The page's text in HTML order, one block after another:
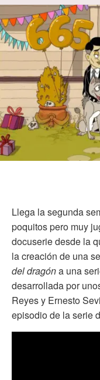
Llega la segunda
poquitos pero muy
docuserie desde la
la creación de una
del dragóna una
desarrollada por
Reyes y Ernesto
episodio de la serie